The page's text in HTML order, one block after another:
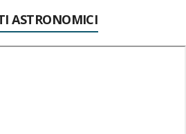
ASTRONOMICI